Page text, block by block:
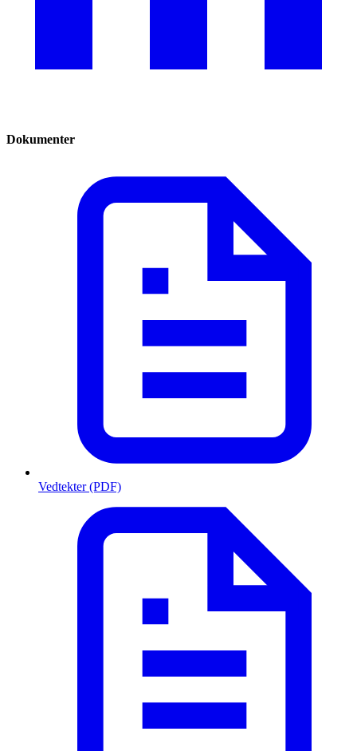
Dokumenter
Vedtekter (PDF)